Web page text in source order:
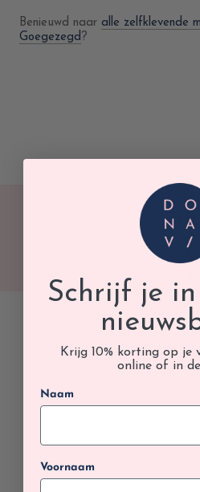
Benieuwd naar alle zelfklevende
Goegezegd ?
GRATIS AFHALEN
Schrijf je
Krijg 10% korting op je
online of in
Naam
Voornaam